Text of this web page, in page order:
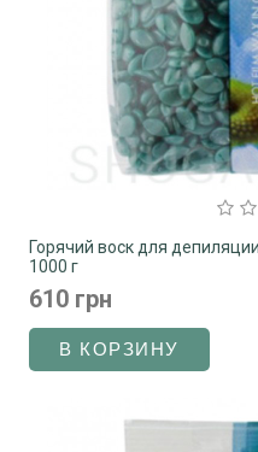
Горячий воск для
1000 г
610 грн